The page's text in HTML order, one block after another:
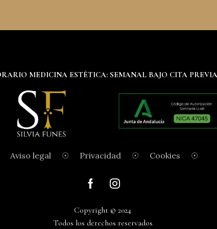
MEDICINA ESTÉTICA: SEMANAL BAJO CITA
Aviso legal ☉ Privacidad ☉ Cookies ☉
Copyright © 2024
Todos los derechos reservados